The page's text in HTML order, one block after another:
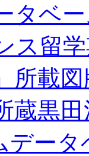
タベ
ス留
所載
蔵黒
データ